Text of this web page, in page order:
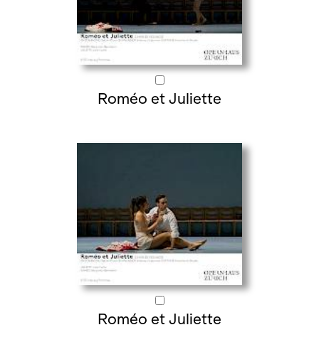
Roméo et Juliette
Roméo et Juliette